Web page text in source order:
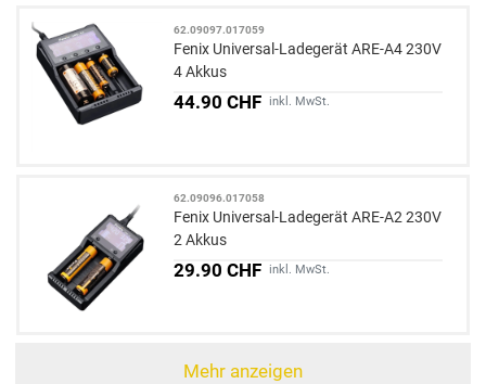
62.09097.017059
Fenix Universal-Ladegerät ARE-A4 230V
4 Akkus
44.90 CHF inkl. MwSt.
62.09096.017058
Fenix Universal-Ladegerät ARE-A2 230V
2 Akkus
29.90 CHF inkl. MwSt.
Mehr anzeigen